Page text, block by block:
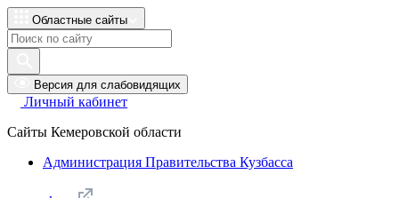
Областные сайты
Версия для слабовидящих
Личный кабинет
Сайты Кемеровской области
Администрация Правительства Кузбасса